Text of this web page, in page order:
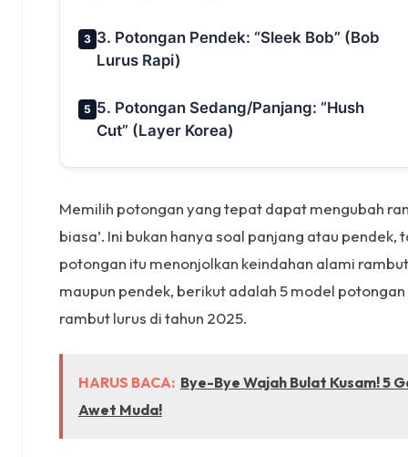
3 3. Potongan Pendek: “Sleek Bob” (Bob
Lurus Rapi)
5 5. Potongan Sedang/Panjang: “Hush
Cut” (Layer Korea)
Memilih potongan yang tepat dapat mengubah
biasa’. Ini bukan hanya soal panjang atau
potongan itu menonjolkan keindahan alami
maupun pendek, berikut adalah 5 model
rambut lurus di tahun 2025.
HARUS BACA: Bye-Bye Wajah Bulat Kusam! 5
Awet Muda!